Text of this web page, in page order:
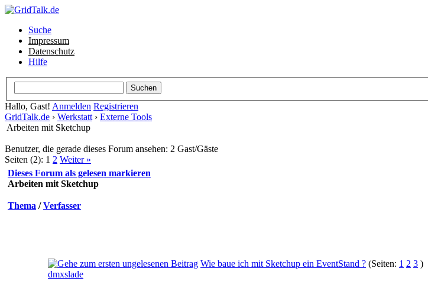
Suche
Impressum
Datenschutz
Hilfe
Hallo, Gast! Anmelden Registrieren
GridTalk.de › Werkstatt › Externe Tools
Arbeiten mit Sketchup
Benutzer, die gerade dieses Forum ansehen: 2 Gast/Gäste
Seiten (2): 1 2 Weiter »
Dieses Forum als gelesen markieren
Arbeiten mit Sketchup
Thema /Verfasser
Wie baue ich mit Sketchup ein EventStand ? (Seiten: 1 2 3 )
dmxslade